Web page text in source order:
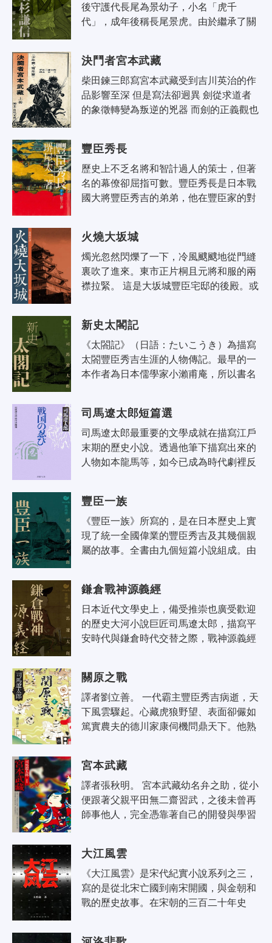
後守護代長尾為景幼子，小名「虎千
代」，成年後稱長尾景虎。由於繼承了關
的..
決鬥者宮本武藏
柴田鍊三郎寫宮本武藏受到吉川英治的作
品影響至深 但是寫法卻迥異 劍從求道者
的象徵轉變為叛逆的兇器 而劍的正義觀也
豐臣秀長
歷史上不乏名將和智計過人的策士，但著
名的幕僚卻屈指可數。豐臣秀長是日本戰
國大將豐臣秀吉的弟弟，他在豐臣家的對
火燒大坂城
燭光忽然閃爍了一下，冷風颼颼地從門縫
裏吹了進來。東市正片桐且元將和服的兩
襟拉緊。 這是大坂城豐臣宅邸的後殿。或
新史太閣記
《太閤記》（日語：たいこうき）為描寫
太閤豐臣秀吉生涯的人物傳記。最早的一
本作者為日本儒學家小瀨甫庵，所以書名
司馬遼太郎短篇選
司馬遼太郎最重要的文學成就在描寫江戶
末期的歷史小說。透過他筆下描寫出來的
人物如本龍馬等，如今已成為時代劇裡反
豐臣一族
《豐臣一族》所寫的，是在日本歷史上實
現了統一全國偉業的豐臣秀吉及其幾個親
屬的故事。全書由九個短篇小說組成。由
鎌倉戰神源義經
日本近代文學史上，備受推崇也廣受歡迎
的歷史大河小說巨匠司馬遼太郎，描寫平
安時代與鎌倉時代交替之際，戰神源義經
關原之戰
譯者劉立善。 一代霸主豐臣秀吉病逝，天
下風雲驟起。心藏虎狼野望、表面卻儼如
篤實農夫的德川家康伺機問鼎天下。他熟
宮本武藏
譯者張秋明。 宮本武藏幼名弁之助，從小
便跟著父親平田無二齋習武，之後未曾再
師事他人，完全憑靠著自己的開發與學習
大江風雲
《大江風雲》是宋代紀實小說系列之三，
寫的是從北宋亡國到南宋開國，與金朝和
戰的歷史故事。在宋朝的三百二十年史